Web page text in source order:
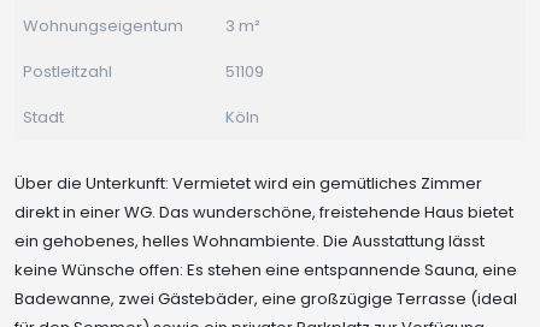
Wohnungseigentum
3 m²
Postleitzahl
51109
Stadt
Köln
Über die Unterkunft: Vermietet wird ein gemütliches Zimmer
direkt in einer WG. Das wunderschöne, freistehende Haus bietet
ein gehobenes, helles Wohnambiente. Die Ausstattung lässt
keine Wünsche offen: Es stehen eine entspannende Sauna, eine
Badewanne, zwei Gästebäder, eine großzügige Terrasse (ideal